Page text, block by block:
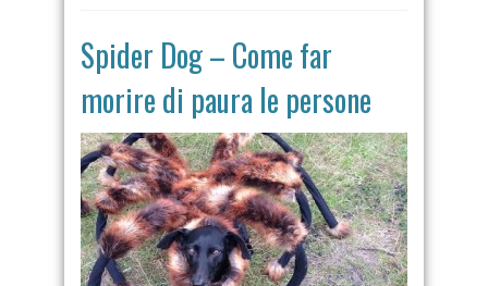
Spider Dog – Come far
morire di paura le persone